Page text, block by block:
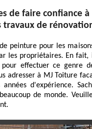
de faire confiance
travaux de
peinture pour les
les propriétaires. En
pour effectuer ce genre
adresser à MJ Toiture
années d'expérience.
de monde.